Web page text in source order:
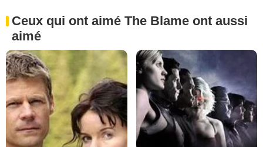
Ceux qui ont aimé The Blame ont aussi
aimé